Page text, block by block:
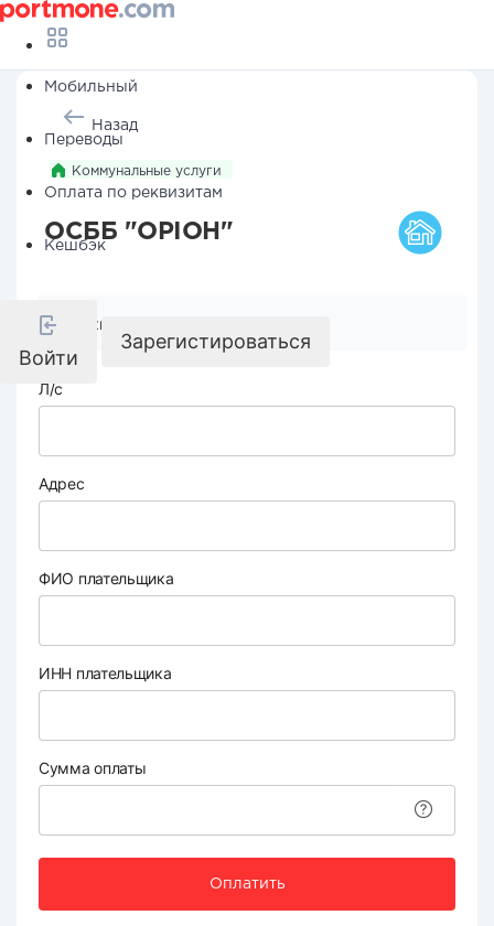
Мобильный
Переводы
Оплата по реквизитам
Кешбэк
Войти
Зарегистироваться
Назад
Коммунальные услуги
ОСББ "ОРІОН"
Реквизиты компании
Л/с
Адрес
ФИО плательщика
ИНН плательщика
Сумма оплаты
Оплатить